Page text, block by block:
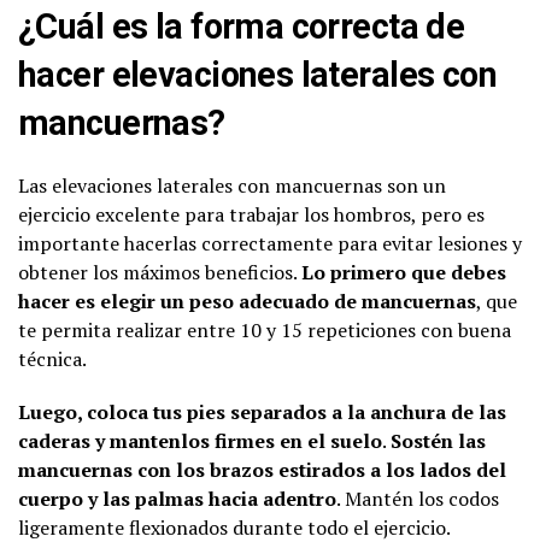
¿Cuál es la forma correcta de
hacer elevaciones laterales con
mancuernas?
Las elevaciones laterales con mancuernas son un
ejercicio excelente para trabajar los hombros, pero es
importante hacerlas correctamente para evitar lesiones y
obtener los máximos beneficios.Lo primero que debes
hacer es elegir un peso adecuado de mancuernas, que
te permita realizar entre 10 y 15 repeticiones con buena
técnica.
Luego, coloca tus pies separados a la anchura de las
caderas y mantenlos firmes en el suelo. Sostén las
mancuernas con los brazos estirados a los lados del
cuerpo y las palmas hacia adentro. Mantén los codos
ligeramente flexionados durante todo el ejercicio.